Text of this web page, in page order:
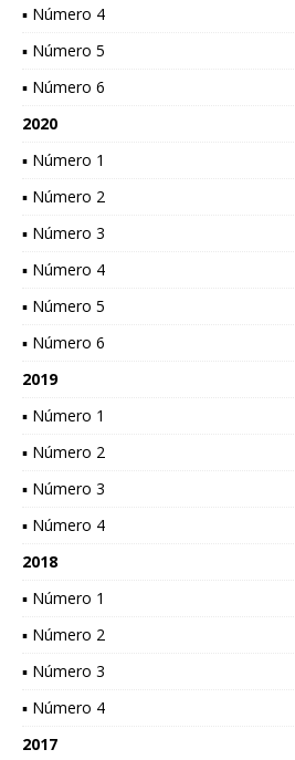
▪ Número 4
▪ Número 5
▪ Número 6
2020
▪ Número 1
▪ Número 2
▪ Número 3
▪ Número 4
▪ Número 5
▪ Número 6
2019
▪ Número 1
▪ Número 2
▪ Número 3
▪ Número 4
2018
▪ Número 1
▪ Número 2
▪ Número 3
▪ Número 4
2017